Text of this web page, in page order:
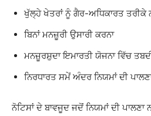
ਖੁੱਲ੍ਹੇ ਖੇਤਰਾਂ ਨੂੰ ਗੈਰ-ਅਧਿਕਾਰਤ ਤਰੀਕੇ
ਬਿਨਾਂ ਮਨਜ਼ੂਰੀ ਉਸਾਰੀ ਕਰਨਾ
ਮਨਜ਼ੂਰਸ਼ੁਦਾ ਇਮਾਰਤੀ ਯੋਜਨਾ ਵਿੱਚ
ਨਿਰਧਾਰਤ ਸਮੇਂ ਅੰਦਰ ਨਿਯਮਾਂ ਦੀ
ਨੋਟਿਸਾਂ ਦੇ ਬਾਵਜੂਦ ਜਦੋਂ ਨਿਯਮਾਂ ਦੀ